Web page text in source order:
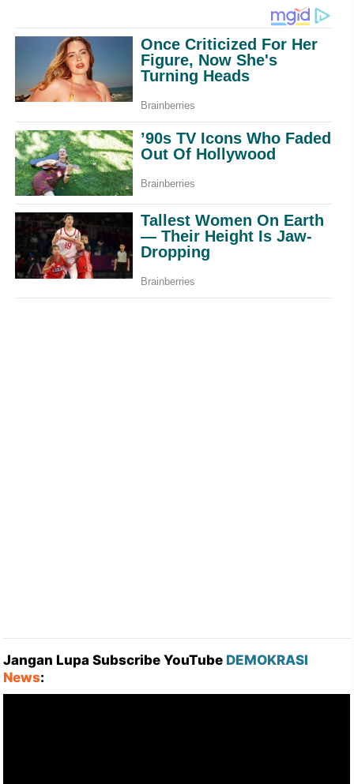
Jangan Lupa Subscribe YouTube DEMOKRASI
News: